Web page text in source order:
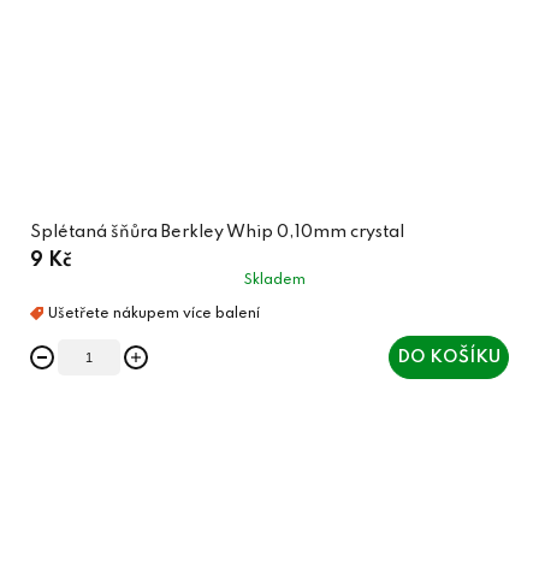
Splétaná šňůra Berkley Whip 0,10mm crystal
9 Kč
Skladem
DO KOŠÍKU